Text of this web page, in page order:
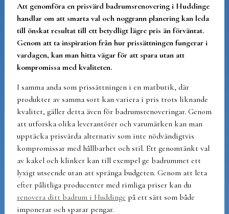
Att genomföra en prisvärd badrumsrenovering i Huddinge
handlar om att smarta val och noggrann planering kan leda
till önskat resultat till ett betydligt lägre pris än förväntat.
Genom att ta inspiration från hur prissättningen fungerar i
vardagen, kan man hitta vägar för att spara utan att
kompromissa med kvaliteten.
I samma anda som prissättningen i en matbutik, där
produkter av samma sort kan variera i pris trots liknande
kvalitet, gäller detta även för badrumsrenoveringar. Genom
att utforska olika leverantörer och varumärken kan man
upptäcka prisvärda alternativ som inte nödvändigtvis
kompromissar med hållbarhet och stil. Ett genomtänkt val
av kakel och klinker kan till exempel ge badrummet ett
lyxigt utseende utan att spränga budgeten. Genom att leta
efter pålitliga producenter med rimliga priser kan du
renovera ditt badrum i Huddinge på ett sätt som både
imponerar och sparar pengar.